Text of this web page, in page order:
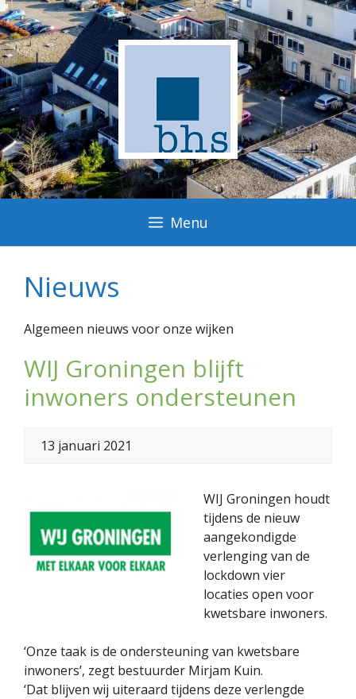
Ga
naar
de
inhoud
Menu
Nieuws
Algemeen nieuws voor onze wijken
WIJ Groningen blijft
inwoners ondersteunen
13 januari 2021
WIJ Groningen houdt
tijdens de nieuw
aangekondigde
verlenging van de
lockdown vier
locaties open voor
kwetsbare inwoners.
‘Onze taak is de ondersteuning van kwetsbare
inwoners’, zegt bestuurder Mirjam Kuin.
‘Dat blijven wij uiteraard tijdens deze verlengde